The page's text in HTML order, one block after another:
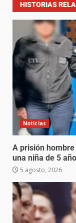
HISTORIAS
Noticias
A prisión
una niña de 5
5 agosto, 2026